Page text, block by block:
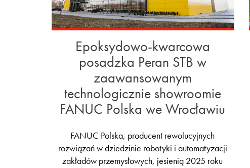
Epoksydowo-kwarcowa
posadzka Peran STB w
zaawansowanym
technologicznie showroomie
FANUC Polska we Wrocławiu
FANUC Polska, producent rewolucyjnych
rozwiązań w dziedzinie robotyki i automatyzacji
zakładów przemysłowych, jesienią 2025 roku